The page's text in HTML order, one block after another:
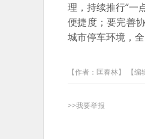
理，持续推行“一
便捷度；要完善
城市停车环境，
【作者：匡春林】 【编
>>我要举报